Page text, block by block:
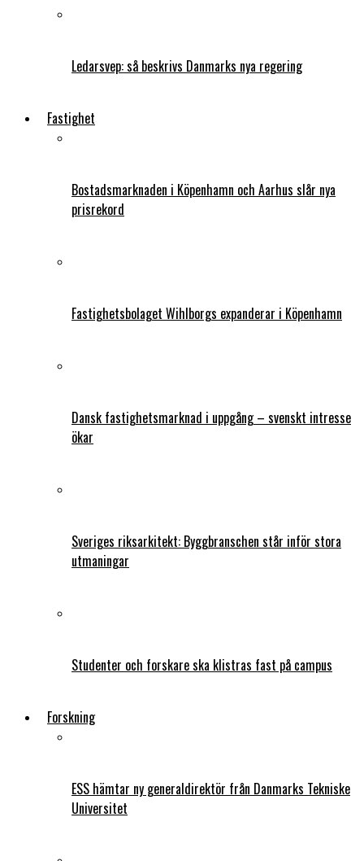
Ledarsvep: så beskrivs Danmarks nya regering
Fastighet
Bostadsmarknaden i Köpenhamn och Aarhus slår nya
prisrekord
Fastighetsbolaget Wihlborgs expanderar i Köpenhamn
Dansk fastighetsmarknad i uppgång – svenskt intresse
ökar
Sveriges riksarkitekt: Byggbranschen står inför stora
utmaningar
Studenter och forskare ska klistras fast på campus
Forskning
ESS hämtar ny generaldirektör från Danmarks Tekniske
Universitet